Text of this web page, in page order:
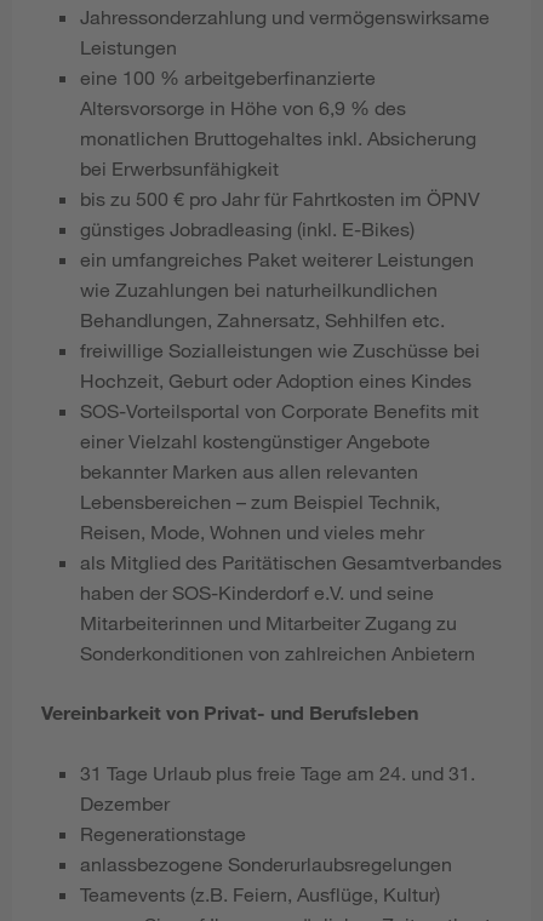
Jahressonderzahlung und vermögenswirksame
Leistungen
eine 100 % arbeitgeberfinanzierte
Altersvorsorge in Höhe von 6,9 % des
monatlichen Bruttogehaltes inkl. Absicherung
bei Erwerbsunfähigkeit
bis zu 500 € pro Jahr für Fahrtkosten im ÖPNV
günstiges Jobradleasing (inkl. E-Bikes)
ein umfangreiches Paket weiterer Leistungen
wie Zuzahlungen bei naturheilkundlichen
Behandlungen, Zahnersatz, Sehhilfen etc.
freiwillige Sozialleistungen wie Zuschüsse bei
Hochzeit, Geburt oder Adoption eines Kindes
SOS-Vorteilsportal von Corporate Benefits mit
einer Vielzahl kostengünstiger Angebote
bekannter Marken aus allen relevanten
Lebensbereichen – zum Beispiel Technik,
Reisen, Mode, Wohnen und vieles mehr
als Mitglied des Paritätischen Gesamtverbandes
haben der SOS-Kinderdorf e.V. und seine
Mitarbeiterinnen und Mitarbeiter Zugang zu
Sonderkonditionen von zahlreichen Anbietern
Vereinbarkeit von Privat- und Berufsleben
31 Tage Urlaub plus freie Tage am 24. und 31.
Dezember
Regenerationstage
anlassbezogene Sonderurlaubsregelungen
Teamevents (z.B. Feiern, Ausflüge, Kultur)